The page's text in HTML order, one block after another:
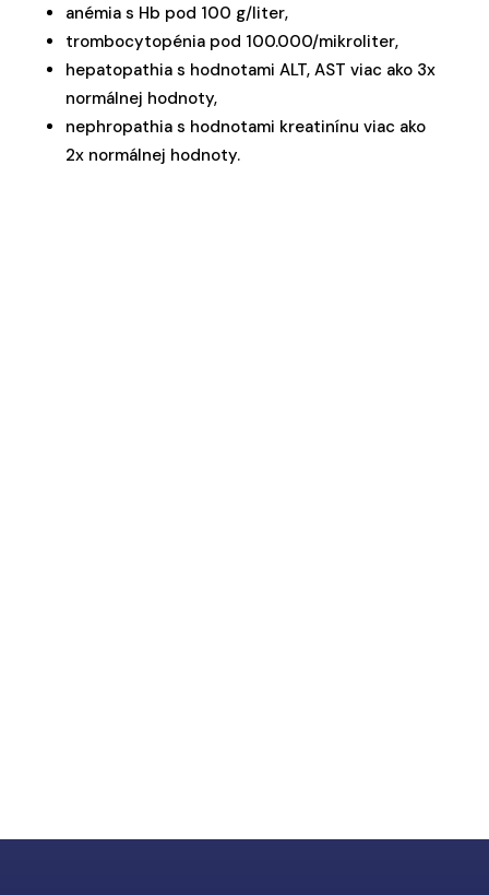
anémia s Hb pod 100 g/liter,
trombocytopénia pod 100.000/mikroliter,
hepatopathia s hodnotami ALT, AST viac ako 3x
normálnej hodnoty,
nephropathia s hodnotami kreatinínu viac ako
2x normálnej hodnoty.